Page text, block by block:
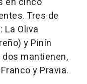
Tres de
La Oliva
y Pinín
mantienen,
y Pravia.